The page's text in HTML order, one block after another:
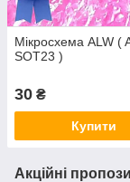
Мікросхема ALW (
SOT23 )
30 ₴
Купити
Акційні